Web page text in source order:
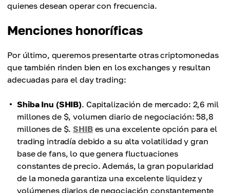
quienes desean operar con frecuencia.
Menciones honoríficas
Por último, queremos presentarte otras criptomonedas
que también rinden bien en los exchanges y resultan
adecuadas para el day trading:
Shiba Inu (SHIB). Capitalización de mercado: 2,6 mil
millones de $, volumen diario de negociación: 58,8
millones de $.SHIBes una excelente opción para el
trading intradía debido a su alta volatilidad y gran
base de fans, lo que genera fluctuaciones
constantes de precio. Además, la gran popularidad
de la moneda garantiza una excelente liquidez y
volúmenes diarios de negociación constantemente